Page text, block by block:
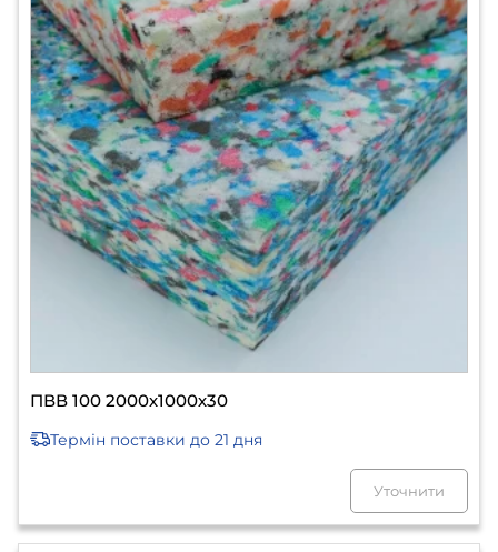
ПВВ 100 2000х1000х30
Термін поставки до 21 дня
Уточнити